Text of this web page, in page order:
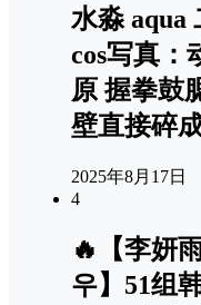
水淼 aqua
cos写真：
原 握拳鼓
壁直接碎
2025年8月17日
4
🔥【李妍
우】51组